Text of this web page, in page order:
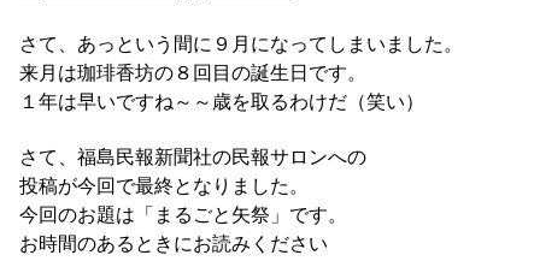
さて、あっという間に９月になってしまいました。
来月は珈琲香坊の８回目の誕生日です。
１年は早いですね～～歳を取るわけだ（笑い）
さて、福島民報新聞社の民報サロンへの
投稿が今回で最終となりました。
今回のお題は「まるごと矢祭」です。
お時間のあるときにお読みください